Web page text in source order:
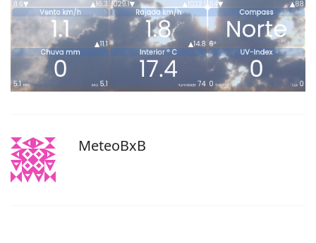
MeteoBxB